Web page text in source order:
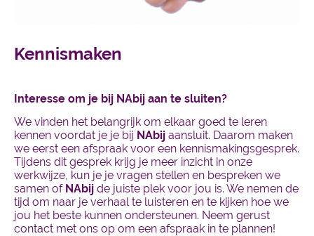
Kennismaken
Interesse om je bij NAbij aan te sluiten?
We vinden het belangrijk om elkaar goed te leren
kennen voordat je je bij NAbij aansluit. Daarom maken
we eerst een afspraak voor een kennismakingsgesprek.
Tijdens dit gesprek krijg je meer inzicht in onze
werkwijze, kun je je vragen stellen en bespreken we
samen of NAbij de juiste plek voor jou is. We nemen de
tijd om naar je verhaal te luisteren en te kijken hoe we
jou het beste kunnen ondersteunen. Neem gerust
contact met ons op om een afspraak in te plannen!